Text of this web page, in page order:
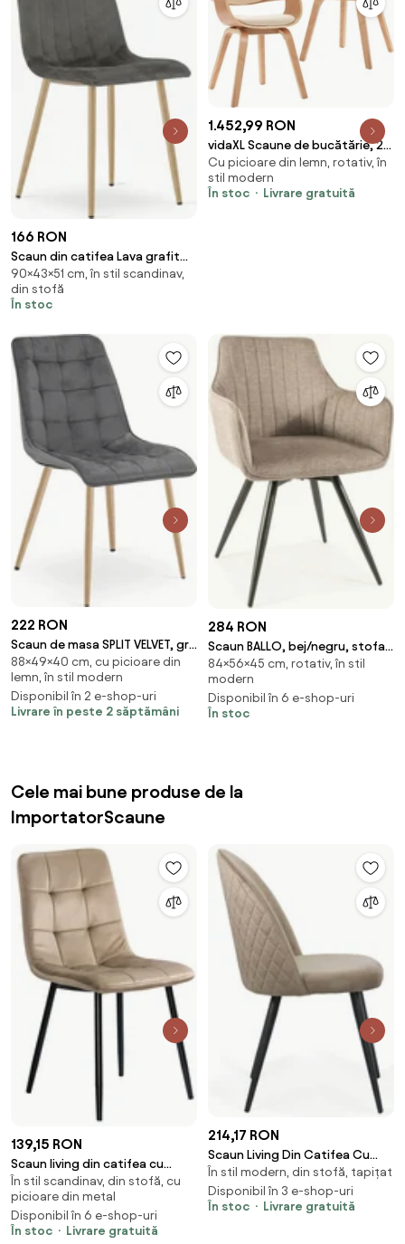
166 RON
Scaun din catifea Lava grafit
gri inchis
90×43×51 cm, în stil scandinav,
din stofă
În stoc
1.452,99 RON
vidaXL Scaune de bucătărie, 2
buc, lemn curbat & piele
ecologică
Cu picioare din lemn, rotativ, în
stil modern
În stoc
Livrare gratuită
222 RON
Scaun de masa SPLIT VELVET, gri
inchis
88×49×40 cm, cu picioare din
lemn, în stil modern
Disponibil în 2 e-shop-uri
Livrare în peste 2 săptămâni
284 RON
Scaun BALLO, bej/negru, stofa
clasica/metal, 56x45x84 cm
84×56×45 cm, rotativ, în stil
modern
Disponibil în 6 e-shop-uri
În stoc
Cele mai bune produse de la
ImportatorScaune
139,15 RON
Scaun living din catifea cu
picioare metalice BUC 211 bej
În stil scandinav, din stofă, cu
picioare din metal
Disponibil în 6 e-shop-uri
În stoc
Livrare gratuită
214,17 RON
Scaun Living Din Catifea Cu
Picioare Negre BUC 207 bej
În stil modern, din stofă, tapițat
Disponibil în 3 e-shop-uri
În stoc
Livrare gratuită